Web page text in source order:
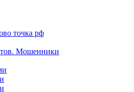
точка рф
Мошенники